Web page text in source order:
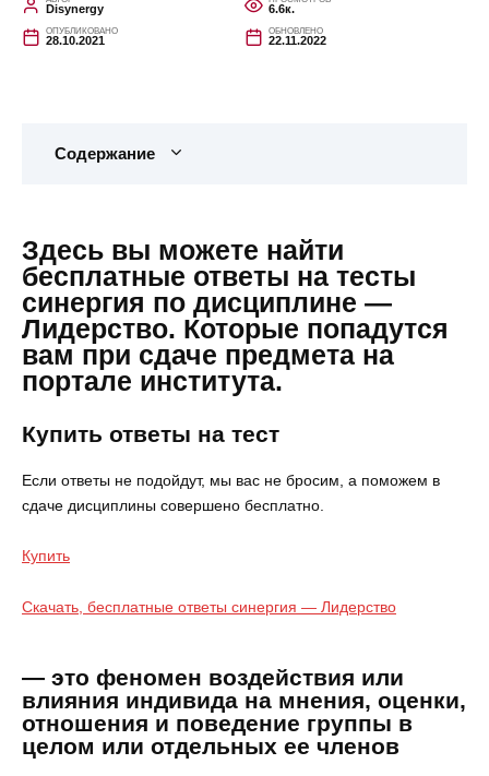
Disynergy 6.6к.
ОПУБЛИКОВАНО
28.10.2021
ОБНОВЛЕНО
22.11.2022
Содержание
Здесь вы можете найти
бесплатные ответы на тесты
синергия по дисциплине —
Лидерство. Которые попадутся
вам при сдаче предмета на
портале института.
Купить ответы на тест
Если ответы не подойдут, мы вас не бросим, а поможем в
сдаче дисциплины совершено бесплатно.
Купить
Скачать, бесплатные ответы синергия — Лидерство
— это феномен воздействия или
влияния индивида на мнения, оценки,
отношения и поведение группы в
целом или отдельных ее членов